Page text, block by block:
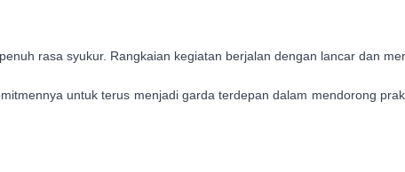
rasa syukur. Rangkaian kegiatan berjalan dengan lancar dan
untuk terus menjadi garda terdepan dalam mendorong